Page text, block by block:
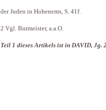
der Juden in Hohenems, S. 41f.
2 Vgl. Burmeister, a.a.O.
Teil 1 dieses Artikels ist in DAVID, Jg.